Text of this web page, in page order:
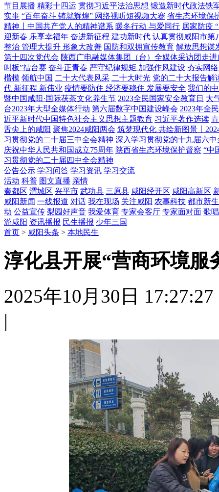
节目展播 精彩十四运 贯彻习近平法治思想 锻造新时代政法铁
实事 “百年奋斗 铸就辉煌” 网络视听短视频大赛 省生态环境保
精神丨中国共产党人的精神谱系 暖冬行动 与爱同行 居家防疫
迎新春 乐享幸福年 奋进新征程 建功新时代 认真贯彻咸阳市第
整治 管理大提升 形象大改善 国防和双拥宣传教育 解放思想谋
第十四次党代会 陕西广电融媒体集团（台）全媒体采访团走进
叫板”擂台赛 奋斗正青春 严守纪律规矩 加强作风建设 夯实网
楷模 领航中国 二十大代表风采 二十大时光 党的二十大报告解
代 新征程 新伟业 疫情要防住 经济要稳住 发展要安全 我们的
暨中国咸阳·国际茯茶文化养生节 2023全民国家安全教育日 大
台2023年大型全媒体行动 第六届数字中国建设峰会 2023年全
近平新时代中国特色社会主义思想主题教育 习近平著作选读
舌尖上的咸阳 聚焦2024咸阳两会 筑梦现代化 共绘新图景丨
习贯彻党的二十届三中全会精神 深入学习贯彻党的十九届六中
庆祝中华人民共和国成立75周年 陕西省生态环境保护督察 “中
习贯彻党的二十届四中全会精神
公告公示 学习问答 学习资讯 学习交流
活动 科普 图文直播 亲情
秦都区 渭城区 兴平市 武功县 三原县 咸阳经开区 咸阳高新区
咸阳新闻 一线报道 对话 我在现场 关注咸阳 农事科技 都市新
动 公益宣传 梨园好声音 我爱体育 专家会客厅 专家面对面 歌
游咸阳 资讯播报 民生播报 少年三国
首页 > 咸阳头条 > 本地民生
淳化县开展“营商环境服
2025年10月30日 17:27:27
|